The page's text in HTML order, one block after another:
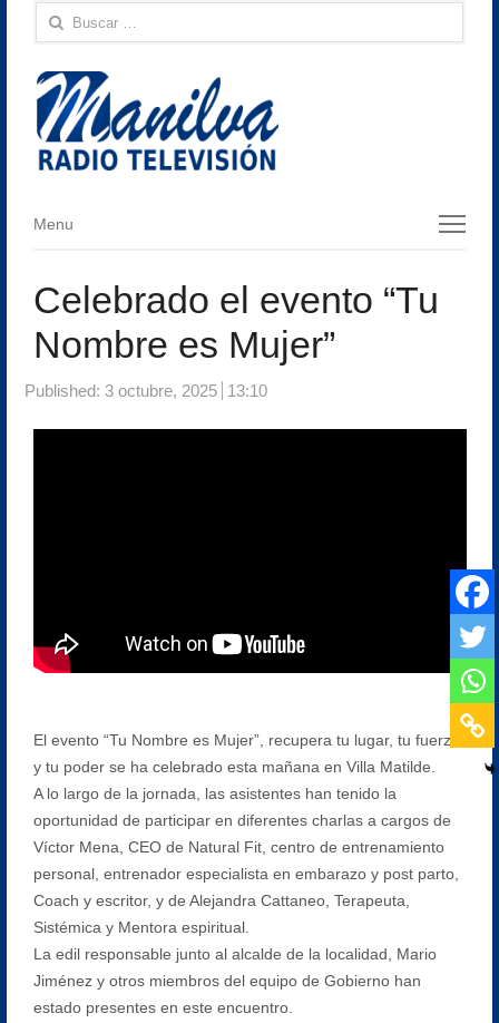
Buscar:
Menu
Menu
Celebrado el evento “Tu
Nombre es Mujer”
Published: 3 octubre, 2025 13:10
El evento “Tu Nombre es Mujer”, recupera tu lugar, tu fuerza
y tu poder se ha celebrado esta mañana en Villa Matilde.
A lo largo de la jornada, las asistentes han tenido la
oportunidad de participar en diferentes charlas a cargos de
Víctor Mena, CEO de Natural Fit, centro de entrenamiento
personal, entrenador especialista en embarazo y post parto,
Coach y escritor, y de Alejandra Cattaneo, Terapeuta,
Sistémica y Mentora espiritual.
La edil responsable junto al alcalde de la localidad, Mario
Jiménez y otros miembros del equipo de Gobierno han
estado presentes en este encuentro.